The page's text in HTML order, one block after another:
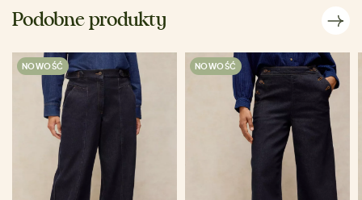
Podobne produkty
NOWOŚĆ NOWOŚĆ